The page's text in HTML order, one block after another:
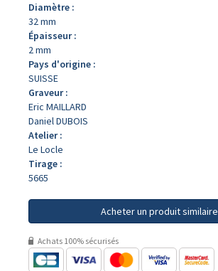
Diamètre :
32 mm
Épaisseur :
2 mm
Pays d'origine :
SUISSE
Graveur :
Eric MAILLARD
Daniel DUBOIS
Atelier :
Le Locle
Tirage :
5665
Acheter un produit similaire
Achats 100% sécurisés